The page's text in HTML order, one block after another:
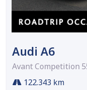
Audi A6
Avant Competition
122.343 km